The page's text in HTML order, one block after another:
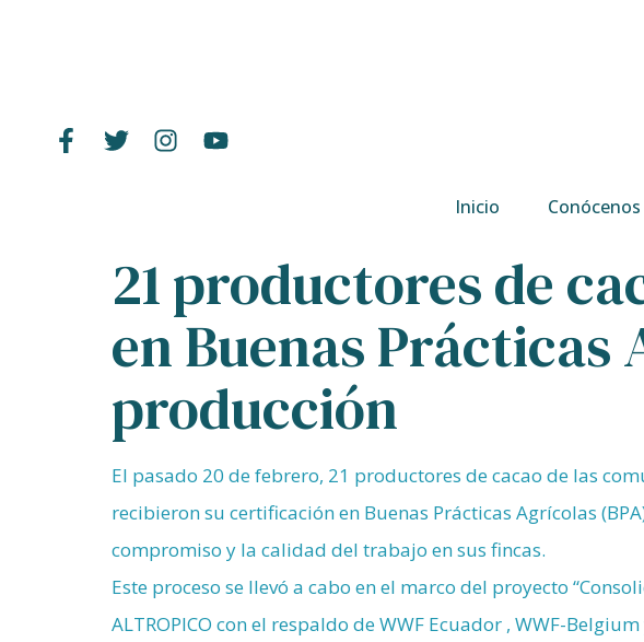
Inicio Conócenos
21 productores de
en Buenas
producción
El pasado 20 de febrero, 21 productores de cacao de las
recibieron su certificación en Buenas Prácticas Agrícolas
compromiso y la calidad del trabajo en sus fincas.
Este proceso se llevó a cabo en el marco del proyecto
ALTROPICO con el respaldo de WWF Ecuador , WWF-